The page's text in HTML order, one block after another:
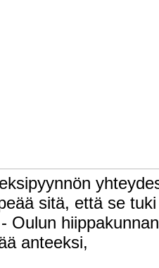
sitä, että se
Oulun
anteeksi,